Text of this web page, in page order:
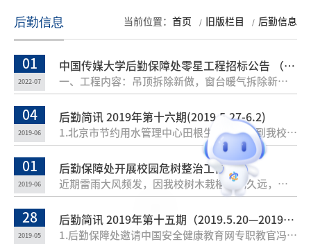
当前位置： 首页 旧版栏目 后勤信息
后勤信息
01
2022-07
中国传媒大学后勤保障处零星工程招标公告 （46号楼203会议室装修工程）
一、工程内容：吊顶拆除新做，窗台暖气拆除新做，楼地面新做等（详见附件）。二、工程预计工期：2022年7月16日--2022年8月14日三、勘察现场时间：2022年7月4日下午14：30，集合地点：中国传媒大学临建一036四、现场勘察联系人：呼老师，联系方式：65779641 五、最高限价：9.97万元六、投标截止期：2022年7月6日下午14：00七、投标地点：后勤保障处信息化与招标采购中心（临建一036）八、投标咨询：李老师，联系方式：65783013注：1. 投标单位须具备央采资质。2.本工程采用清单报价，清单报价（须含综合单价分析表）及企业资质需一式两份。上述工程量为估算，施工单位须踏勘现场详细测算工程量，原则上不予洽商，请施工单位自行考虑施工风险。3.投标文件袋需密封，在文件袋外侧需注明所投项目名称、投标人以及联系方式。对于未在投标截止期前递送标书，或未按要求进行密封的施工单位，视为自动放弃对本工程的竞价。4. 结算价格以审计结果为准。5.期满后潜在投标单位不足3个的，招标单位将进行二次招标。6.勘察现场如需入校预约，请至少提前两小时在微信公众号“平安中传”预约系统中进行预约，
04
2019-06
后勤简讯 2019年第十六期(2019.5.27-6.2)
1.北京市节约用水管理中心田根生主任一行到我校检查指导节水用水相关工作。2.质量监管办公室对溢香苑外围砌墙工程进行质量监管，确保工程质量。3.质量监管办公室完成百日红与欧洲月季工程验收工作。4.信息化与节能办公室配合信息化处完成学生公寓各楼楼道老旧网线、电话线排查统计工作。5.校园管理办公室陪同定福庄南里社区采访南院家属区97岁退役老军人秦玉萱。6.校园管理办公室完成全校公共卫生间共2000余张文明如厕温馨提示张贴工作。7.校园管理办公室完成中蓝天桥下树枝杂物清理工作，共清运杂物2车。8.物业管理中心完成主楼7-8层下水管维修更换工作。9.物业管理中心完成图书馆东侧马路口雨水井新建工作。10.物业管理中心完成全校危树修剪及树枝清理工作。11.物业管理中心完成综合楼雨水主管道维修工作。12.物业管理中心完成游泳馆漏水消防栓维修及男更衣室冷热水管改造工作。13.留学生公寓与教室场馆服务中心配合物业管理中心完成37号楼厨房下水管改造及三层浴室防水维修工作。14.留学生公寓与教室场馆服务中心完成综合楼大厅绿植清洗、修剪工作。15.留学生公寓与教室场馆服务中心对全校教学楼、留学生公寓楼及公共报告
01
2019-06
后勤保障处开展校园危树整治工作
近期雷雨大风频发，因我校树木栽植年代久远，部分树龄老化，受恶劣天气影响，时有枯枝掉落现象。根据前期排查，我校数百颗乔木中有15棵存在安全风险，主要分布在图书馆东南侧、主楼西配楼北侧以及34号楼周边通行人员流量较大的地段。为消除安全隐患，5月27日，后勤保障处物业管理中心员工顶着炎炎烈日，乘坐吊车升至距地面十余米的高空对树木进行修剪，并及时清运砍下的树干枯枝及落叶，确保路面整洁畅通。今后，后勤保障处将进一步加强校园树木养护管理，加大巡查力度，为师生营造良好的校园环境。
28
2019-05
后勤简讯 2019年第十五期（2019.5.20—2019.5.26）
1.后勤保障处邀请中国安全健康教育网专职教官冯丽霞对后勤职工进行消防安全知识培训。2.后勤保障处邀请保卫部徐文彪老师开展食堂消防安全知识讲座及应急演练。3.质量监管办公室对“39号楼室内装修工程”、“溢香苑外围砌墙工程”进行质量监管，确保工程质量。4.计划管理办公室召开关于“35号楼208卫生间维修工程”、“临建一地弹簧、图书馆及主楼玻璃更换工程”的项目评审小组会，会议决议，在保证质量的情况下，按照低价中标的原则，选择中标公司。5.校园管理办公室联合物业管理中心完成全校被大风刮断树枝及树叶清理工作。6.校园管理办公室组织保洁公司完成梆子井公寓蚊虫消杀工作。7.校园管理办公室组织保洁员完成综合楼外围卫生死角清理工作。8.校园管理办公室完成南、北院家属区楼内公共区域杂物及楼外储物间杂物清理工作。9.信息化与节能办公室配合发改委专家团队、监理单位及施工单位完成北京市2018年公共机构数据中心节能低碳示范改造工程验收工作。10.信息化与节能办公室为全校师生发放节约用水宣传材料，大力宣传节水工作。11.学生公寓服务中心检查梆子井2号楼阳台窗户，发现问题及时报修。12.学生公寓服务中心完成梆子井公